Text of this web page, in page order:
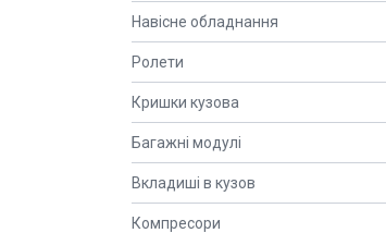
Навісне обладнання
Ролети
Кришки кузова
Багажні модулі
Вкладиші в кузов
Компресори